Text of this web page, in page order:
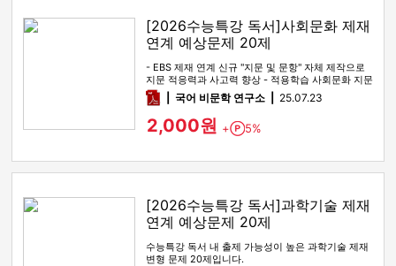
[2026수능특강 독서]사회문화 제재
연계 예상문제 20제
- EBS 제재 연계 신규 "지문 및 문항" 자체 제작으로
지문 적응력과 사고력 향상 - 적용학습 사회문화 지문
전 범위를 …
pdf국어 비문학 연구소 25.07.23
2,000원 + Point
5%
[2026수능특강 독서]과학기술 제재
연계 예상문제 20제
수능특강 독서 내 출제 가능성이 높은 과학기술 제재
변형 문제 20제입니다.